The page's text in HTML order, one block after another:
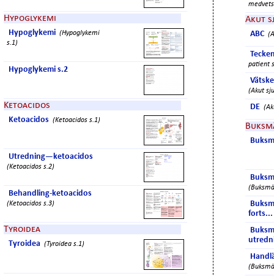
Hypoglykemi
Hypoglykemi (Hypoglykemi
s.1)
Hypoglykemi s.2
Ketoacidos
Ketoacidos (Ketoacidos s.1)
Utredning—ketoacidos
(Ketoacidos s.2)
Behandling-ketoacidos
(Ketoacidos s.3)
Tyroidea
Tyroidea (Tyroidea s.1)
Akut
ABC
patient
(Akut
DE
forts...